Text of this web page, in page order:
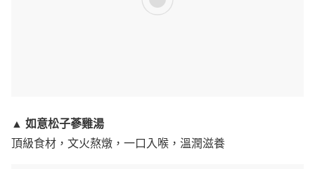
▲ 如意松子蔘雞湯
頂級食材，文火熬燉，一口入喉，溫潤滋養